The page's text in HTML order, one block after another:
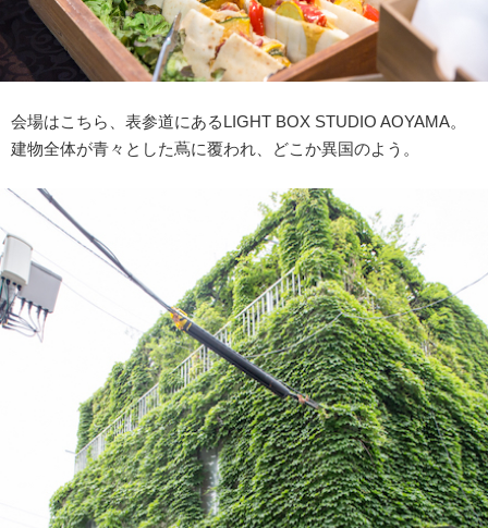
会場はこちら、表参道にあるLIGHT BOX STUDIO AOYAMA。
建物全体が青々とした蔦に覆われ、どこか異国のよう。